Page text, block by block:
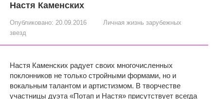
Настя Каменских
Опубликовано: 20.09.2016
Личная жизнь зарубежных
звезд
Настя Каменских радует своих многочисленных
поклонников не только стройными формами, но и
вокальным талантом и артистизмом. В творчестве
участницы дуэта «Потап и Настя» присутствует всегда